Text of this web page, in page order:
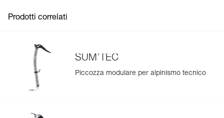
Prodotti correlati
SUM’TEC
Piccozza modulare per alpinismo tecnico